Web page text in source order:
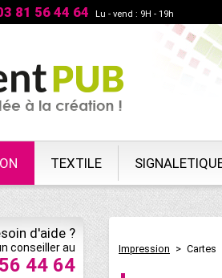
81 56 44 64 Lu - vend : 9H - 19h
TEXTILE
d'aide ?
conseiller au
44 64
Impression > Cartes